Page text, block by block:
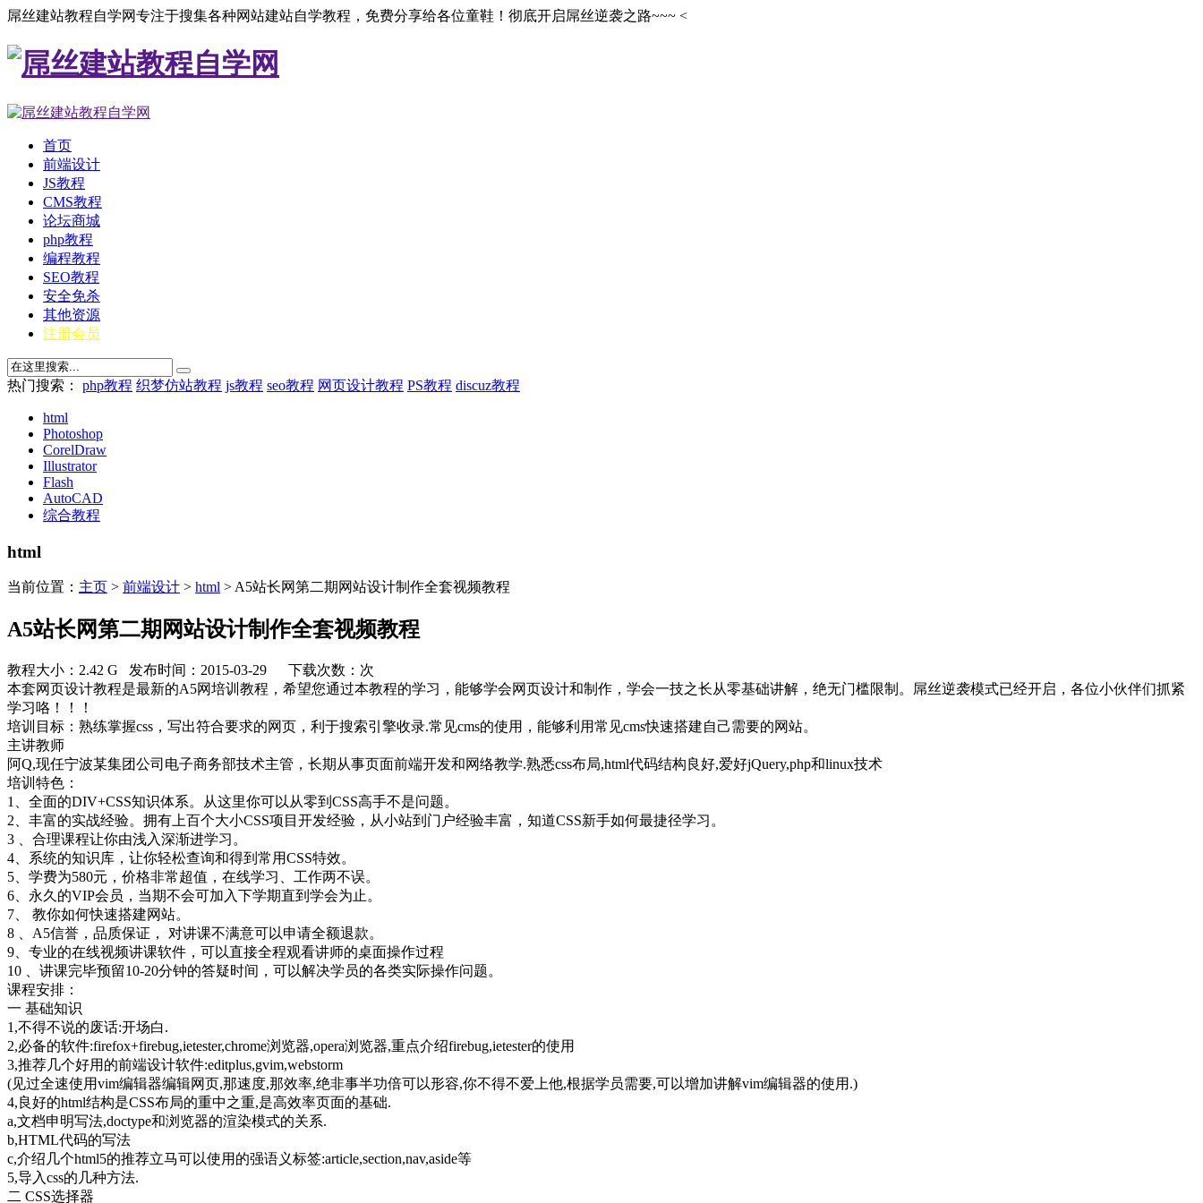
屌丝建站教程自学网专注于搜集各种网站建站自学教程，免费分享给各位童鞋！彻底开启屌丝逆袭之路~~~ <
首页
前端设计
JS教程
CMS教程
论坛商城
php教程
编程教程
SEO教程
安全免杀
其他资源
注册会员
热门搜索： php教程 织梦仿站教程 js教程 seo教程 网页设计教程 PS教程 discuz教程
html
Photoshop
CorelDraw
Illustrator
Flash
AutoCAD
综合教程
html
当前位置： 主页 > 前端设计 > html > A5站长网第二期网站设计制作全套视频教程
A5站长网第二期网站设计制作全套视频教程
教程大小：2.42 G 发布时间：2015-03-29 下载次数： 次
本套网页设计教程是最新的A5网培训教程，希望您通过本教程的学习，能够学会网页设计和制作，学会一技之长从零基础讲解，绝无门槛限制。屌丝逆袭模式已经开启，各位小伙伴们抓紧
学习咯！！！
培训目标：熟练掌握css，写出符合要求的网页，利于搜索引擎收录.常见cms的使用，能够利用常见cms快速搭建自己需要的网站。
主讲教师
阿Q,现任宁波某集团公司电子商务部技术主管，长期从事页面前端开发和网络教学.熟悉css布局,html代码结构良好,爱好jQuery,php和linux技术
培训特色：
1、全面的DIV+CSS知识体系。从这里你可以从零到CSS高手不是问题。
2、丰富的实战经验。拥有上百个大小CSS项目开发经验，从小站到门户经验丰富，知道CSS新手如何最捷径学习。
3 、合理课程让你由浅入深渐进学习。
4、系统的知识库，让你轻松查询和得到常用CSS特效。
5、学费为580元，价格非常超值，在线学习、工作两不误。
6、永久的VIP会员，当期不会可加入下学期直到学会为止。
7、 教你如何快速搭建网站。
8 、A5信誉，品质保证， 对讲课不满意可以申请全额退款。
9、专业的在线视频讲课软件，可以直接全程观看讲师的桌面操作过程
10 、讲课完毕预留10-20分钟的答疑时间，可以解决学员的各类实际操作问题。
课程安排：
一 基础知识
1,不得不说的废话:开场白.
2,必备的软件:firefox+firebug,ietester,chrome浏览器,opera浏览器,重点介绍firebug,ietester的使用
3,推荐几个好用的前端设计软件:editplus,gvim,webstorm
(见过全速使用vim编辑器编辑网页,那速度,那效率,绝非事半功倍可以形容,你不得不爱上他,根据学员需要,可以增加讲解vim编辑器的使用.)
4,良好的html结构是CSS布局的重中之重,是高效率页面的基础.
a,文档申明写法,doctype和浏览器的渲染模式的关系.
b,HTML代码的写法
c,介绍几个html5的推荐立马可以使用的强语义标签:article,section,nav,aside等
5,导入css的几种方法.
二 CSS选择器